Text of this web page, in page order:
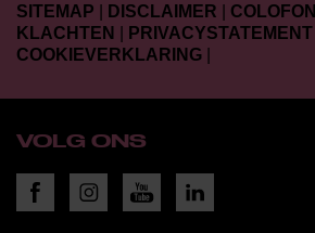
SITEMAP
DISCLAIMER COLOFON
KLACHTEN
PRIVACYSTATEMENT
COOKIEVERKLARING
VOLG ONS